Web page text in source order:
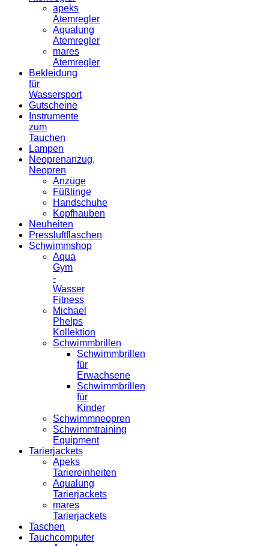
apeks
Atemregler
Aqualung
Atemregler
mares
Atemregler
Bekleidung
für
Wassersport
Gutscheine
Instrumente
zum
Tauchen
Lampen
Neoprenanzug,
Neopren
Anzüge
Füßlinge
Handschuhe
Kopfhauben
Neuheiten
Pressluftflaschen
Schwimmshop
Aqua
Gym
-
Wasser
Fitness
Michael
Phelps
Kollektion
Schwimmbrillen
Schwimmbrillen
für
Erwachsene
Schwimmbrillen
für
Kinder
Schwimmneopren
Schwimmtraining
Equipment
Tarierjackets
Apeks
Tariereinheiten
Aqualung
Tarierjackets
mares
Tarierjackets
Taschen
Tauchcomputer